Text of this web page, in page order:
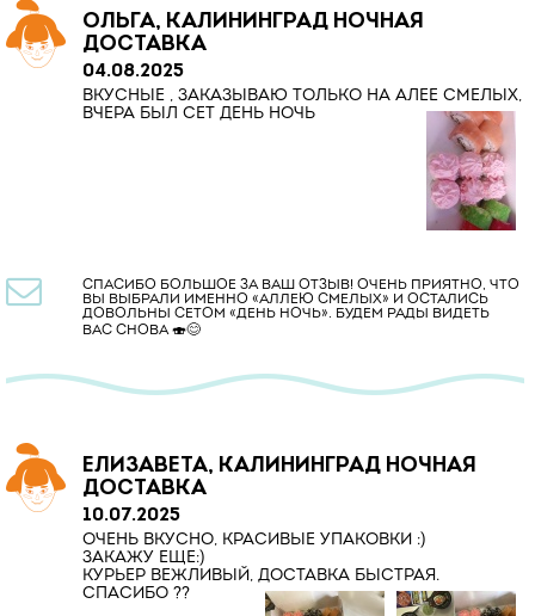
ОЛЬГА, КАЛИНИНГРАД НОЧНАЯ
ДОСТАВКА
04.08.2025
ВКУСНЫЕ , ЗАКАЗЫВАЮ ТОЛЬКО НА АЛЕЕ СМЕЛЫХ,
ВЧЕРА БЫЛ СЕТ ДЕНЬ НОЧЬ

СПАСИБО БОЛЬШОЕ ЗА ВАШ ОТЗЫВ! ОЧЕНЬ ПРИЯТНО, ЧТО
ВЫ ВЫБРАЛИ ИМЕННО «АЛЛЕЮ СМЕЛЫХ» И ОСТАЛИСЬ
ДОВОЛЬНЫ СЕТОМ «ДЕНЬ НОЧЬ». БУДЕМ РАДЫ ВИДЕТЬ
ВАС СНОВА 🍣😊
ЕЛИЗАВЕТА, КАЛИНИНГРАД НОЧНАЯ
ДОСТАВКА
10.07.2025
ОЧЕНЬ ВКУСНО, КРАСИВЫЕ УПАКОВКИ :)
ЗАКАЖУ ЕЩЕ:)
КУРЬЕР ВЕЖЛИВЫЙ, ДОСТАВКА БЫСТРАЯ.
СПАСИБО ??